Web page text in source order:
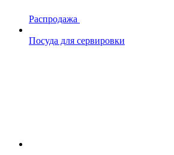
Распродажа
Посуда для сервировки